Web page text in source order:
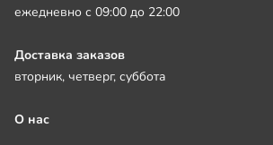
ежедневно с 09:00 до 22:00
Доставка заказов
вторник, четверг, суббота
О нас